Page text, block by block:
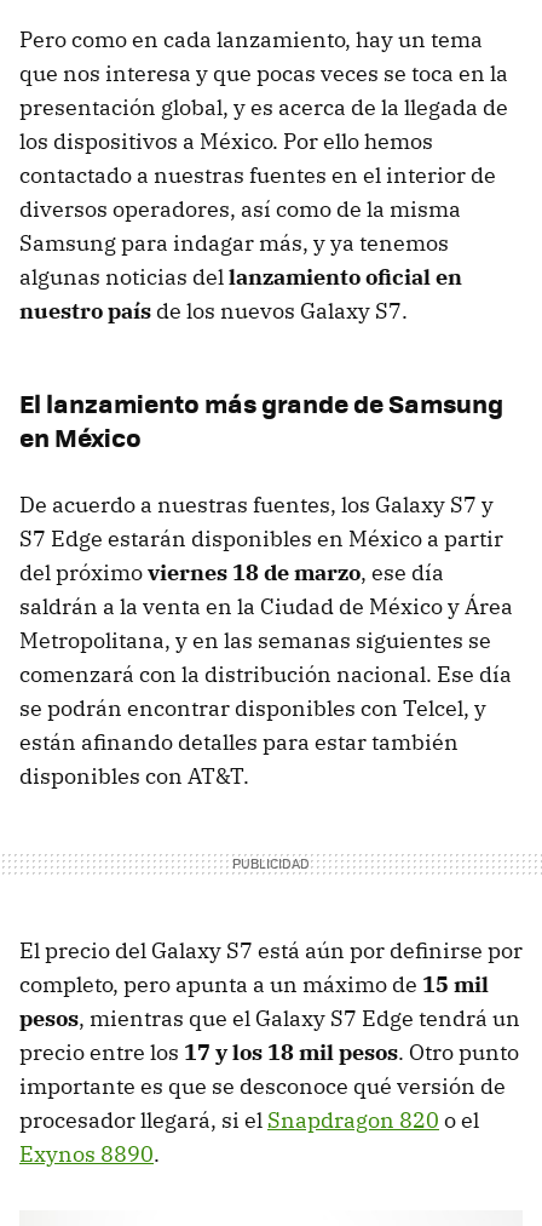
Pero como en cada lanzamiento, hay un tema
que nos interesa y que pocas veces se toca en la
presentación global, y es acerca de la llegada de
los dispositivos a México. Por ello hemos
contactado a nuestras fuentes en el interior de
diversos operadores, así como de la misma
Samsung para indagar más, y ya tenemos
algunas noticias dellanzamiento oficial en
nuestro país de los nuevos Galaxy S7.
El lanzamiento más grande de Samsung
en México
De acuerdo a nuestras fuentes, los Galaxy S7 y
S7 Edge estarán disponibles en México a partir
del próximoviernes 18 de marzo, ese día
saldrán a la venta en la Ciudad de México y Área
Metropolitana, y en las semanas siguientes se
comenzará con la distribución nacional. Ese día
se podrán encontrar disponibles con Telcel, y
están afinando detalles para estar también
disponibles con AT&T.
El precio del Galaxy S7 está aún por definirse por
completo, pero apunta a un máximo de 15 mil
pesos, mientras que el Galaxy S7 Edge tendrá un
precio entre los 17 y los 18 mil pesos. Otro punto
importante es que se desconoce qué versión de
procesador llegará, si el Snapdragon 820 o el
Exynos 8890.